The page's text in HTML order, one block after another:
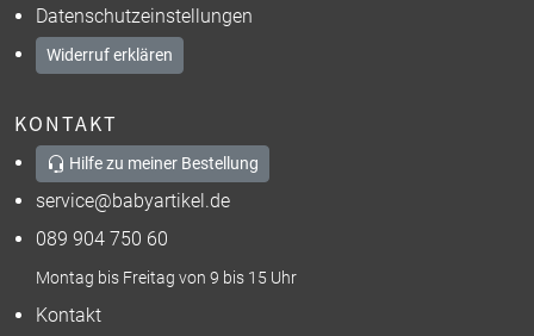
Datenschutzeinstellungen
Widerruf erklären
KONTAKT
Hilfe zu meiner Bestellung
service@babyartikel.de
089 904 750 60
Montag bis Freitag von 9 bis 15 Uhr
Kontakt